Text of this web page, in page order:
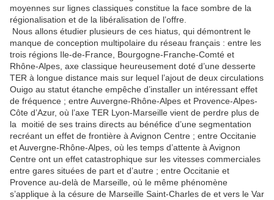
moyennes sur lignes classiques constitue la face sombre de la
régionalisation et de la libéralisation de l’offre.
Nous allons étudier plusieurs de ces hiatus, qui démontrent le
manque de conception multipolaire du réseau français : entre les
trois régions Ile-de-France, Bourgogne-Franche-Comté et
Rhône-Alpes, axe classique heureusement doté d’une desserte
TER à longue distance mais sur lequel l’ajout de deux circulations
Ouigo au statut étanche empêche d’installer un intéressant effet
de fréquence ; entre Auvergne-Rhône-Alpes et Provence-Alpes-
Côte d’Azur, où l’axe TER Lyon-Marseille vient de perdre plus de
la moitié de ses trains directs au bénéfice d’une segmentation
recréant un effet de frontière à Avignon Centre ; entre Occitanie
et Auvergne-Rhône-Alpes, où les temps d’attente à Avignon
Centre ont un effet catastrophique sur les vitesses commerciales
entre gares situées de part et d’autre ; entre Occitanie et
Provence au-delà de Marseille, où le même phénomène
s’applique à la césure de Marseille Saint-Charles de et vers le Var